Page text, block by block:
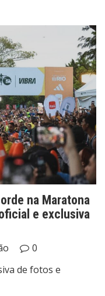
na Maratona
e exclusiva
0
de fotos e